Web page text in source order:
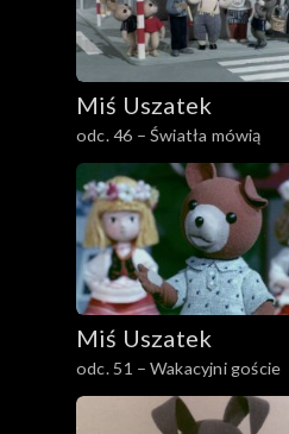
Miś Uszatek
odc. 46 – Światła mówią
Miś Uszatek
odc. 51 – Wakacyjni goście